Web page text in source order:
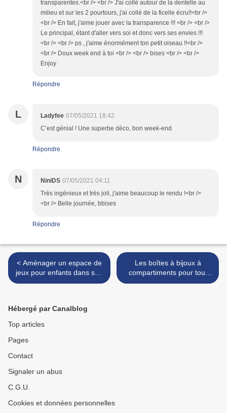
transparentes.<br /> <br /> J'ai collé autour de la dentelle au
milieu et sur les 2 pourtours, j'ai collé de la ficelle écru!!<br />
<br /> En fait, j'aime jouer avec la transparence !!! <br /> <br />
Le principal, étant d'aller vers soi et donc vers ses envies !!!
<br /> <br /> ps , j'aime énormément ton petit oiseau !!<br />
<br /> Doux week end à toi <br /> <br /> bises <br /> <br />
Enjoy
Répondre
L Ladyfee 07/05/2021 18:42
C’est génial ! Une superbe déco, bon week-end
Répondre
N NiniDS 07/05/2021 04:11
Très ingénieux et très joli, j'aime beaucoup le rendu !<br />
<br /> Belle journée, bbises
Répondre
< Aménager un espace de
jeux pour enfants dans son
jardin
Les boîtes à bijoux à
compartiments pour tout
bien ranger ! >
Hébergé par Canalblog
Top articles
Pages
Contact
Signaler un abus
C.G.U.
Cookies et données personnelles